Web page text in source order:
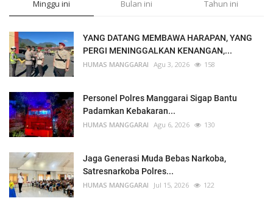
Minggu ini Bulan ini Tahun ini
YANG DATANG MEMBAWA HARAPAN, YANG
PERGI MENINGGALKAN KENANGAN,...
HUMAS MANGGARAI Agu 3, 2026 158
Personel Polres Manggarai Sigap Bantu
Padamkan Kebakaran...
HUMAS MANGGARAI Agu 6, 2026 130
Jaga Generasi Muda Bebas Narkoba,
Satresnarkoba Polres...
HUMAS MANGGARAI Jul 15, 2026 122